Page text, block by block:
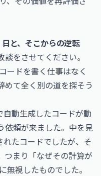
と、そこからの逆転
をさせてください。
ードを書く仕事はなく
めて全く別の道を探そう
自動生成したコードが動
依頼が来ました。中を見
たコードでしたが、そ
つまり「なぜその計算が
無視したものでした。